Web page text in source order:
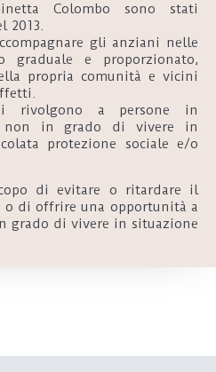
Colombo sono stati
2013.
gli anziani nelle
graduale e proporzionato,
propria comunità e vicini
rivolgono a persone in
non in grado di vivere in
protezione sociale e/o
di evitare o ritardare il
o di offrire una opportunità a
grado di vivere in situazione